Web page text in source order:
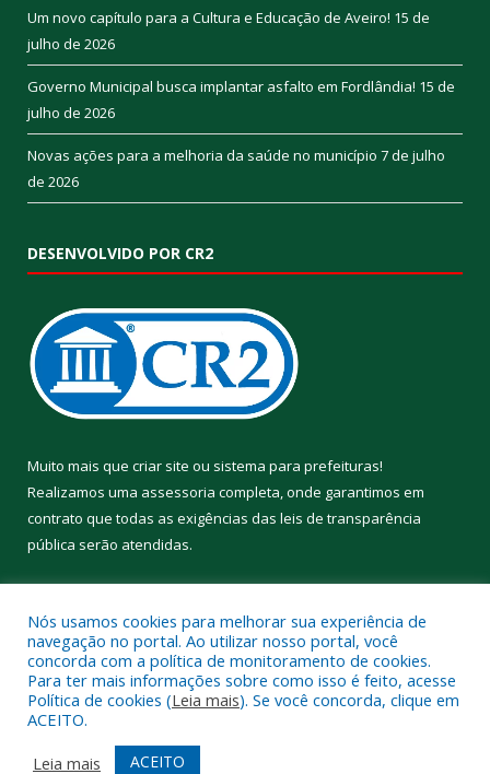
Um novo capítulo para a Cultura e Educação de Aveiro! 15 de
julho de 2026
Governo Municipal busca implantar asfalto em Fordlândia! 15 de
julho de 2026
Novas ações para a melhoria da saúde no município 7 de julho
de 2026
DESENVOLVIDO POR CR2
Muito mais que criar site ou sistema para prefeituras!
Realizamos uma assessoria completa, onde garantimos em
contrato que todas as exigências das leis de transparência
pública serão atendidas.
Todos os direitos reservados a Prefeitura Municipal de Aveiro.
Mapa do Site
Acessar Área Administrativa
Nós usamos cookies para melhorar sua experiência de
navegação no portal. Ao utilizar nosso portal, você
concorda com a política de monitoramento de cookies.
Para ter mais informações sobre como isso é feito, acesse
Política de cookies (Leia mais). Se você concorda, clique em
ACEITO.
Leia mais
ACEITO